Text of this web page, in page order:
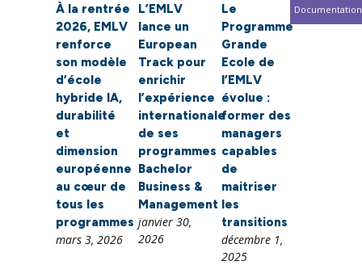
À la rentrée
2026, EMLV
renforce
son modèle
d’école
hybride IA,
durabilité
et
dimension
européenne
au cœur de
tous les
programmes
mars 3, 2026
L’EMLV
lance un
European
Track pour
enrichir
l’expérience
internationale
de ses
programmes
Bachelor
Business &
Management
janvier 30,
2026
Le
Programme
Grande
Ecole de
l’EMLV
évolue :
former des
managers
capables
de
maitriser
les
transitions
décembre 1,
2025
Documentation